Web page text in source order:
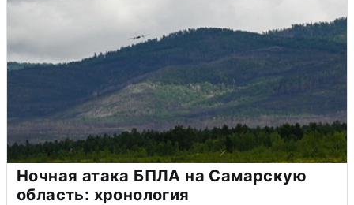
Ночная атака БПЛА на Самарскую
область: хронология